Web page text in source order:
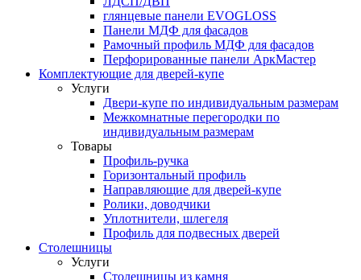
глянцевые панели EVOGLOSS
Панели МДФ для фасадов
Рамочный профиль МДФ для фасадов
Перфорированные панели АркМастер
Комплектующие для дверей-купе
Услуги
Двери-купе по индивидуальным размерам
Межкомнатные перегородки по
индивидуальным размерам
Товары
Профиль-ручка
Горизонтальный профиль
Направляющие для дверей-купе
Ролики, доводчики
Уплотнители, шлегеля
Профиль для подвесных дверей
Столешницы
Услуги
Столешницы из камня